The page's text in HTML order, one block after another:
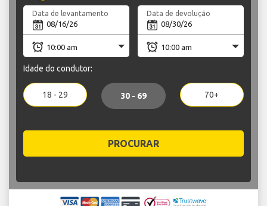
Data de levantamento Data de devolução
Idade do condutor:
18 - 29 30 - 69 70+
PROCURAR